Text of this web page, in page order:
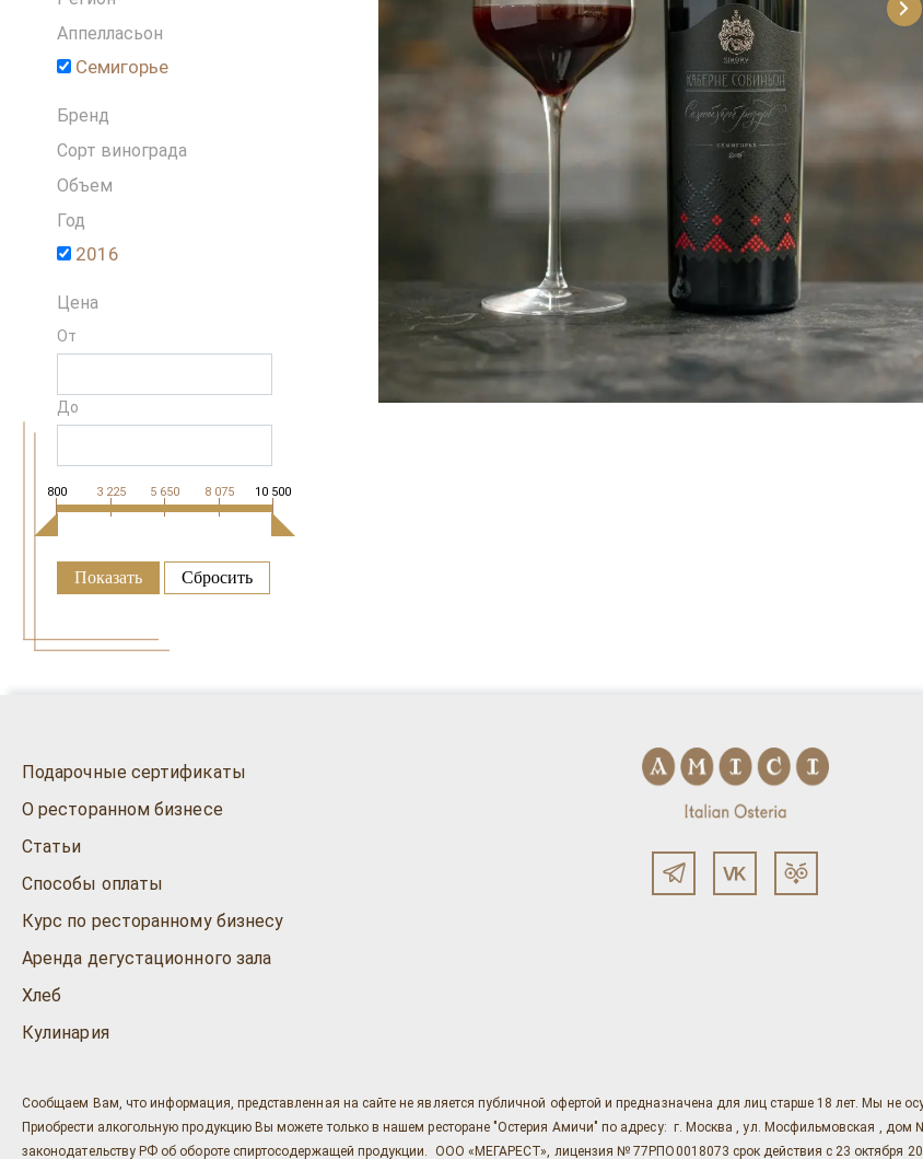
Россия
Франция
Чехия
Чили
ЮАР
Аппелласьон
Семигорье
Бренд
Сорт винограда
Объем
Год
2016
Цена
От
До
800 3 225 5 650 8 075 10 500
Подарочные сертификаты
О ресторанном бизнесе
Статьи
Способы оплаты
Курс по ресторанному бизнесу
Аренда дегустационного зала
Хлеб
Кулинария
Сообщаем Вам, что информация, представленная на сайте не является публичной офертой и предназначена для лиц старше 18 лет. Мы не
Приобрести алкогольную продукцию Вы можете только в нашем ресторане "Остерия Амичи" по адресу: г. Москва , ул. Мосфильмовская , дом
законодательству РФ об обороте спиртосодержащей продукции. ООО «МЕГАРЕСТ», лицензия № 77РПО0018073 срок действия с 23 октября